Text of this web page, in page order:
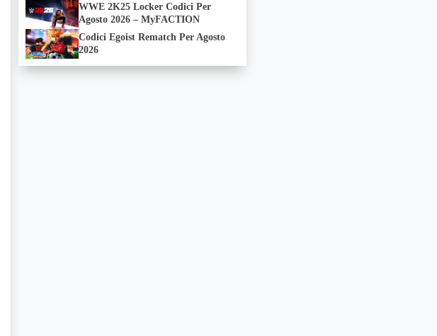
WWE 2K25 Locker Codici Per
Agosto 2026 – MyFACTION
Codici Egoist Rematch Per Agosto
2026